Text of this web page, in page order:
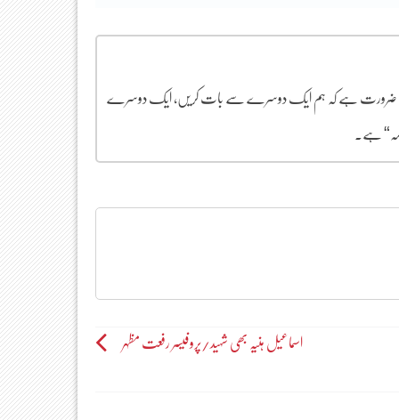
میں ضرورت ہے کہ ہم ایک دوسرے سے بات کریں، ایک دوسرے
ہے۔
اسماعیل ہنیہ بھی شہید/پروفیسر رفعت مظہر